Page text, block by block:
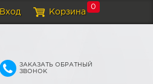
Вход Корзина
0
ЗАКАЗАТЬ ОБРАТНЫЙ
ЗВОНОК